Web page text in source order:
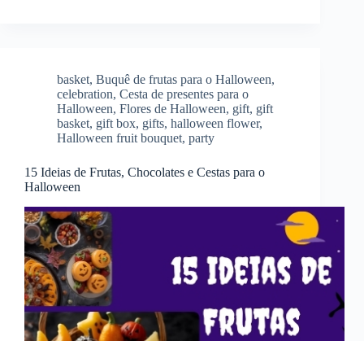
basket, Buquê de frutas para o Halloween,
celebration, Cesta de presentes para o
Halloween, Flores de Halloween, gift, gift
basket, gift box, gifts, halloween flower,
Halloween fruit bouquet, party
15 Ideias de Frutas, Chocolates e Cestas para o
Halloween